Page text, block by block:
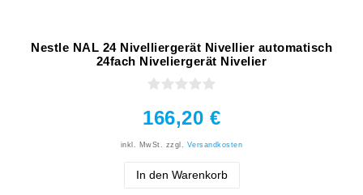
Nestle NAL 24 Nivelliergerät Nivellier automatisch
24fach Niveliergerät Nivelier
166,20 €
inkl. MwSt. zzgl. Versandkosten
In den Warenkorb